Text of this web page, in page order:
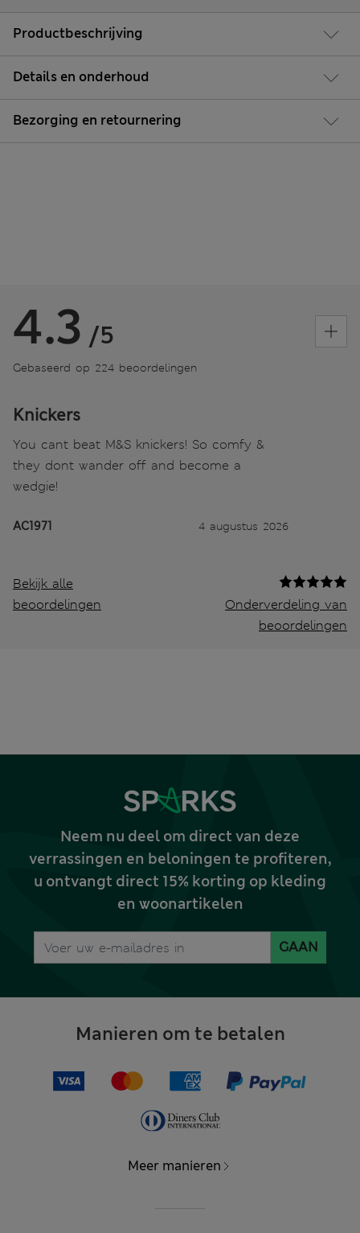
Productbeschrijving
Details en onderhoud
Bezorging en retournering
4.3 /5
Gebaseerd op 224 beoordelingen
Knickers
You cant beat M&S knickers! So comfy &
they dont wander off and become a
wedgie!
AC1971 4 augustus 2026
Bekijk alle
beoordelingen
Onderverdeling van
beoordelingen
Neem nu deel om direct van deze
verrassingen en beloningen te profiteren,
u ontvangt direct 15% korting op kleding
en woonartikelen
GAAN
Manieren om te betalen
Meer manieren